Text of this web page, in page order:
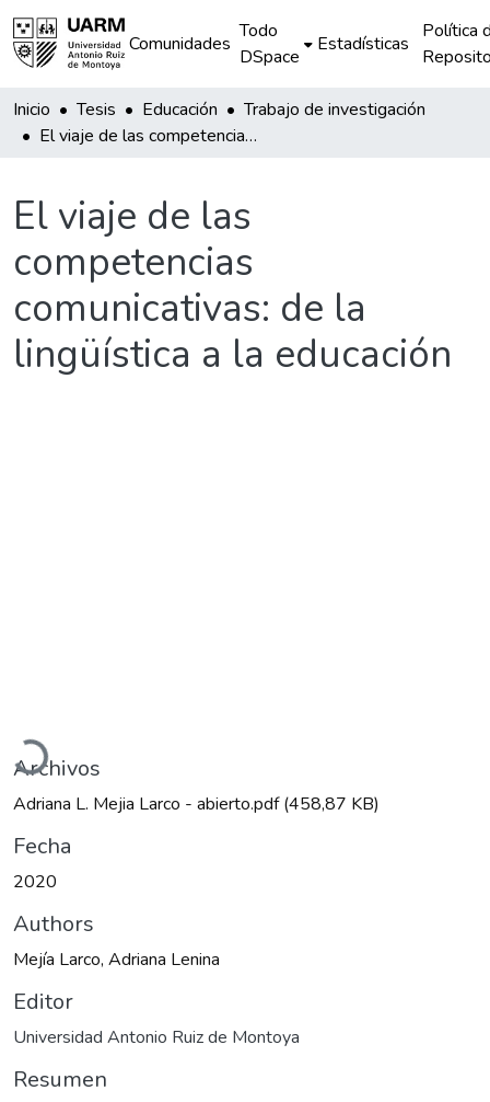
Comunidades
Todo
DSpace
Estadísticas
Política
Inicio Tesis Educación
Trabajo de investigación
El viaje de las competencias comunicativas: de la lingüística a la educación
El viaje de las
competencias
comunicativas: de la
lingüística a la educación
Cargando...
Archivos
Adriana L. Mejia Larco - abierto.pdf(458,87 KB)
Fecha
2020
Authors
Mejía Larco, Adriana Lenina
Editor
Universidad Antonio Ruiz de Montoya
Resumen